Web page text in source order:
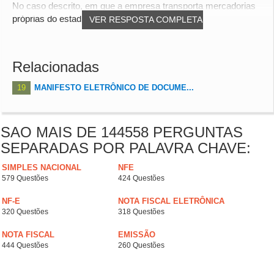
VER RESPOSTA COMPLETA
No caso descrito, em que a empresa transporta mercadorias
próprias do estado de Pernambuco para a Ba...
Relacionadas
19 MANIFESTO ELETRÔNICO DE DOCUME...
SAO MAIS DE 144558 PERGUNTAS
SEPARADAS POR PALAVRA CHAVE:
SIMPLES NACIONAL
579 Questões
NFE
424 Questões
NF-E
320 Questões
NOTA FISCAL ELETRÔNICA
318 Questões
NOTA FISCAL
444 Questões
EMISSÃO
260 Questões